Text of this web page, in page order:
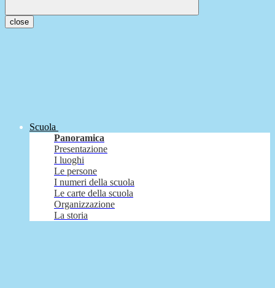
close
Scuola
Panoramica
Presentazione
I luoghi
Le persone
I numeri della scuola
Le carte della scuola
Organizzazione
La storia